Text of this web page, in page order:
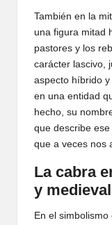
También en la
una figura mitad
pastores y los
carácter lascivo,
aspecto híbrido
en una entidad
hecho, su
que describe
que a veces nos
La cabra
y medieval
En el